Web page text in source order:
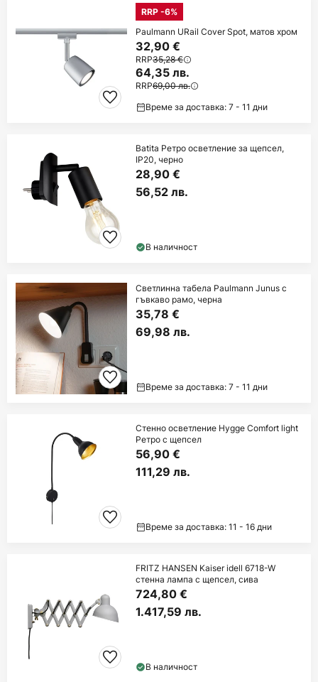
RRP -6%
Paulmann URail Cover Spot, матов хром
32,90 €
RRP35,28 €
64,35 лв.
RRP69,00 лв.
Време за доставка: 7 - 11 дни
Batita Ретро осветление за щепсел,
IP20, черно
28,90 €
56,52 лв.
В наличност
Светлинна табела Paulmann Junus с
гъвкаво рамо, черна
35,78 €
69,98 лв.
Време за доставка: 7 - 11 дни
Стенно осветление Hygge Comfort light
Ретро с щепсел
56,90 €
111,29 лв.
Време за доставка: 11 - 16 дни
FRITZ HANSEN Kaiser idell 6718-W
стенна лампа с щепсел, сива
724,80 €
1.417,59 лв.
В наличност